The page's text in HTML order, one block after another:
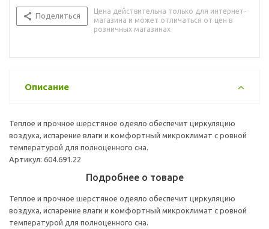
Поделиться
Цена действительна только для интернет-
магазина и может отличаться от цен в
розничных магазинах
Описание
Теплое и прочное шерстяное одеяло обеспечит циркуляцию
воздуха, испарение влаги и комфортный микроклимат с ровной
температурой для полноценного сна.
Артикул: 604.691.22
Подробнее о товаре
Теплое и прочное шерстяное одеяло обеспечит циркуляцию
воздуха, испарение влаги и комфортный микроклимат с ровной
температурой для полноценного сна.